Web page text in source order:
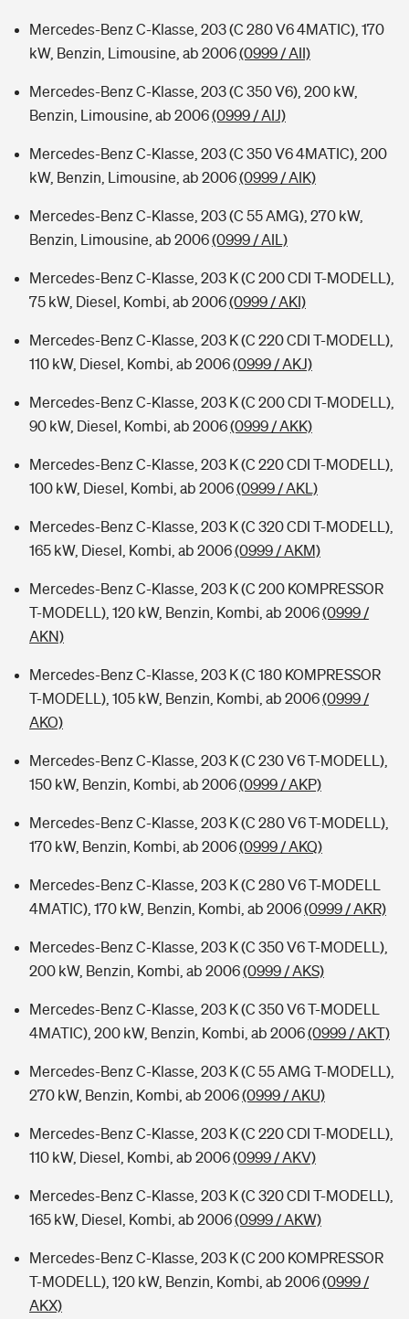
Mercedes-Benz C-Klasse, 203 (C 280 V6 4MATIC), 170
kW, Benzin, Limousine, ab 2006(0999 / AII)
Mercedes-Benz C-Klasse, 203 (C 350 V6), 200 kW,
Benzin, Limousine, ab 2006(0999 / AIJ)
Mercedes-Benz C-Klasse, 203 (C 350 V6 4MATIC), 200
kW, Benzin, Limousine, ab 2006(0999 / AIK)
Mercedes-Benz C-Klasse, 203 (C 55 AMG), 270 kW,
Benzin, Limousine, ab 2006(0999 / AIL)
Mercedes-Benz C-Klasse, 203 K (C 200 CDI T-MODELL),
75 kW, Diesel, Kombi, ab 2006(0999 / AKI)
Mercedes-Benz C-Klasse, 203 K (C 220 CDI T-MODELL),
110 kW, Diesel, Kombi, ab 2006(0999 / AKJ)
Mercedes-Benz C-Klasse, 203 K (C 200 CDI T-MODELL),
90 kW, Diesel, Kombi, ab 2006(0999 / AKK)
Mercedes-Benz C-Klasse, 203 K (C 220 CDI T-MODELL),
100 kW, Diesel, Kombi, ab 2006(0999 / AKL)
Mercedes-Benz C-Klasse, 203 K (C 320 CDI T-MODELL),
165 kW, Diesel, Kombi, ab 2006(0999 / AKM)
Mercedes-Benz C-Klasse, 203 K (C 200 KOMPRESSOR
T-MODELL), 120 kW, Benzin, Kombi, ab 2006(0999 /
AKN)
Mercedes-Benz C-Klasse, 203 K (C 180 KOMPRESSOR
T-MODELL), 105 kW, Benzin, Kombi, ab 2006(0999 /
AKO)
Mercedes-Benz C-Klasse, 203 K (C 230 V6 T-MODELL),
150 kW, Benzin, Kombi, ab 2006(0999 / AKP)
Mercedes-Benz C-Klasse, 203 K (C 280 V6 T-MODELL),
170 kW, Benzin, Kombi, ab 2006(0999 / AKQ)
Mercedes-Benz C-Klasse, 203 K (C 280 V6 T-MODELL
4MATIC), 170 kW, Benzin, Kombi, ab 2006(0999 / AKR)
Mercedes-Benz C-Klasse, 203 K (C 350 V6 T-MODELL),
200 kW, Benzin, Kombi, ab 2006(0999 / AKS)
Mercedes-Benz C-Klasse, 203 K (C 350 V6 T-MODELL
4MATIC), 200 kW, Benzin, Kombi, ab 2006(0999 / AKT)
Mercedes-Benz C-Klasse, 203 K (C 55 AMG T-MODELL),
270 kW, Benzin, Kombi, ab 2006(0999 / AKU)
Mercedes-Benz C-Klasse, 203 K (C 220 CDI T-MODELL),
110 kW, Diesel, Kombi, ab 2006(0999 / AKV)
Mercedes-Benz C-Klasse, 203 K (C 320 CDI T-MODELL),
165 kW, Diesel, Kombi, ab 2006(0999 / AKW)
Mercedes-Benz C-Klasse, 203 K (C 200 KOMPRESSOR
T-MODELL), 120 kW, Benzin, Kombi, ab 2006(0999 /
AKX)